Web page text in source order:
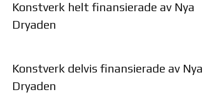
Konstverk helt finansierade av Nya
Dryaden
Konstverk delvis finansierade av Nya
Dryaden